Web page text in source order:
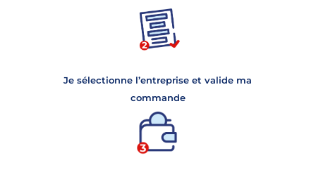
Je sélectionne l’entreprise et valide ma
commande